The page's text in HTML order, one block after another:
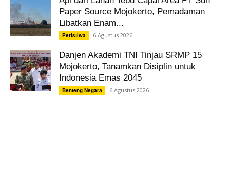
Paper Source Mojokerto, Pemadaman
Libatkan Enam...
Peristiwa 6 Agustus 2026
Danjen Akademi TNI Tinjau SRMP 15
Mojokerto, Tanamkan Disiplin untuk
Indonesia Emas 2045
Benteng Negara 6 Agustus 2026